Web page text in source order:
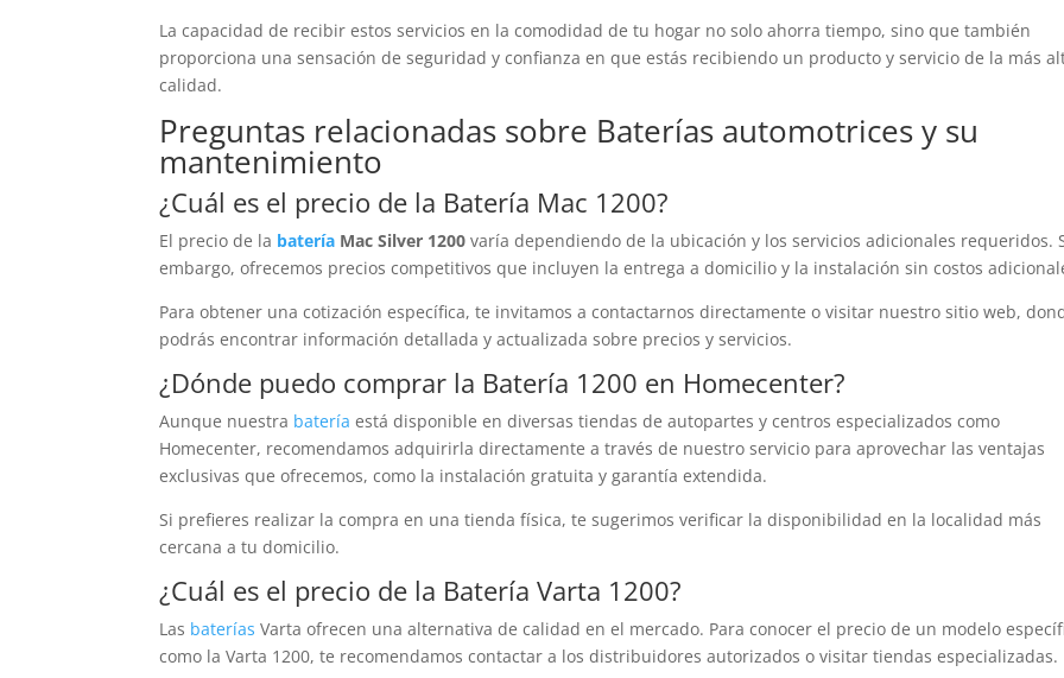
La capacidad de recibir estos servicios en la comodidad de tu hogar no solo ahorra tiempo, sino que también
proporciona una sensación de seguridad y confianza en que estás recibiendo un producto y servicio de la más
calidad.
Preguntas relacionadas sobre Baterías automotrices y su
mantenimiento
¿Cuál es el precio de la Batería Mac 1200?
El precio de la batería Mac Silver 1200 varía dependiendo de la ubicación y los servicios adicionales requeridos.
embargo, ofrecemos precios competitivos que incluyen la entrega a domicilio y la instalación sin costos
Para obtener una cotización específica, te invitamos a contactarnos directamente o visitar nuestro sitio web,
podrás encontrar información detallada y actualizada sobre precios y servicios.
¿Dónde puedo comprar la Batería 1200 en Homecenter?
Aunque nuestra batería está disponible en diversas tiendas de autopartes y centros especializados como
Homecenter, recomendamos adquirirla directamente a través de nuestro servicio para aprovechar las ventajas
exclusivas que ofrecemos, como la instalación gratuita y garantía extendida.
Si prefieres realizar la compra en una tienda física, te sugerimos verificar la disponibilidad en la localidad más
cercana a tu domicilio.
¿Cuál es el precio de la Batería Varta 1200?
Las baterías Varta ofrecen una alternativa de calidad en el mercado. Para conocer el precio de un modelo
como la Varta 1200, te recomendamos contactar a los distribuidores autorizados o visitar tiendas especializadas.